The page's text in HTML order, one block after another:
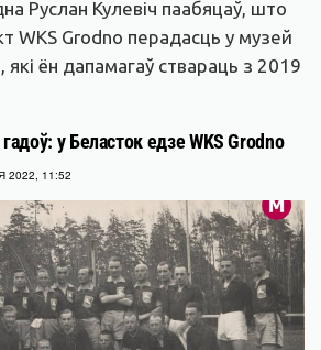
Руслан Кулевіч паабяцаў, што
WKS Grodno перадасць у музей
ён дапамагаў ствараць з 2019
у Беласток едзе WKS Grodno
2022, 11:52